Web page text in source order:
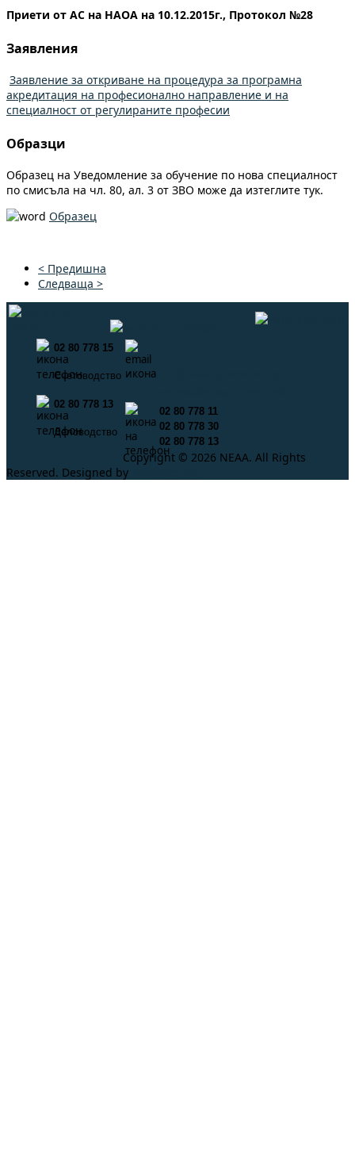
Приети от АС на НАОА на 10.12.2015г., Протокол №28
Заявления
Заявление за откриване на процедура за програмна
акредитация на професионално направление и на
специалност от регулираните професии
Образци
Образец на Уведомление за обучение по нова специалност
по смисъла на чл. 80, ал. 3 от ЗВО може да изтеглите тук.
Образец
< Предишна
Следваща >
02 80 778 15
Счетоводство
02 80 778 13
Деловодство
02 80 778 11
02 80 778 30
02 80 778 13
Copyright © 2026 NEAA. All Rights
Reserved. Designed by